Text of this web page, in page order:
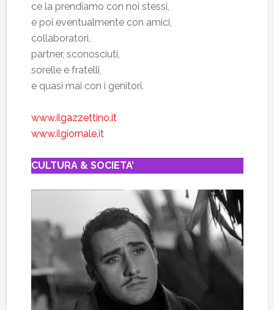
ce la prendiamo con noi stessi,
e poi eventualmente con amici,
collaboratori,
partner, sconosciuti,
sorelle e fratelli,
e quasi mai con i genitori.
www.ilgazzettino.it
www.ilgiornale.it
CULTURA & SOCIETA’